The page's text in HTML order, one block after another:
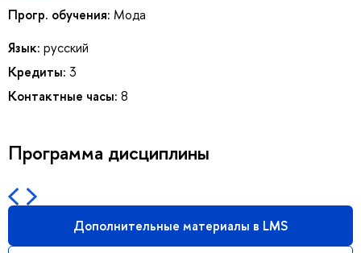
Прогр. обучения: Мода
Язык: русский
Кредиты: 3
Контактные часы: 8
Программа дисциплины
Дополнительные материалы в LMS